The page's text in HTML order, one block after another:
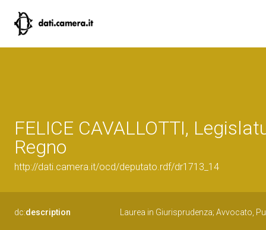
FELICE CAVALLOTTI,
Regno
http://dati.camera.it/ocd/deputato.rdf/dr1713_14
dc:description Laurea in Giurisprudenza; Avvocato,